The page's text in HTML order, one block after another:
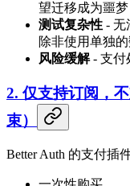
望迁移成为噩梦
测试复杂性 - 无
除非使用单独
风险缓解- 支付
2. 仅支持订阅，
束）
Better Auth 的支付插